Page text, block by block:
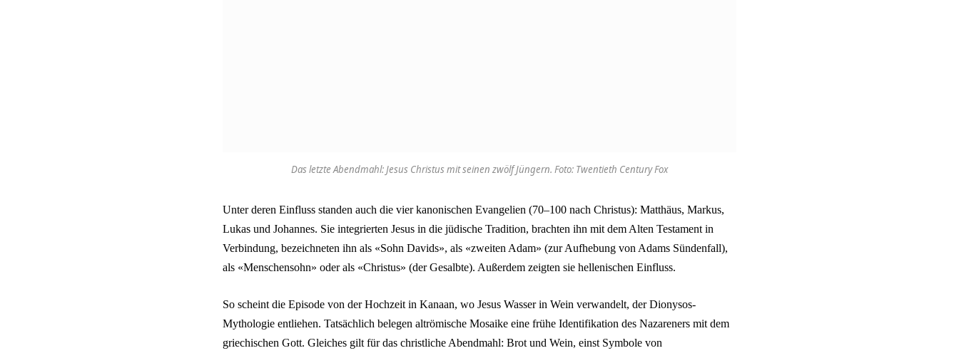
Das letzte Abendmahl: Jesus Christus mit seinen zwölf Jüngern. Foto: Twentieth Century Fox
Unter deren Einfluss standen auch die vier kanonischen Evangelien (70–100 nach Christus): Matthäus, Markus,
Lukas und Johannes. Sie integrierten Jesus in die jüdische Tradition, brachten ihn mit dem Alten Testament in
Verbindung, bezeichneten ihn als «Sohn Davids», als «zweiten Adam» (zur Aufhebung von Adams Sündenfall),
als «Menschensohn» oder als «Christus» (der Gesalbte). Außerdem zeigten sie hellenischen Einfluss.
So scheint die Episode von der Hochzeit in Kanaan, wo Jesus Wasser in Wein verwandelt, der Dionysos-
Mythologie entliehen. Tatsächlich belegen altrömische Mosaike eine frühe Identifikation des Nazareners mit dem
griechischen Gott. Gleiches gilt für das christliche Abendmahl: Brot und Wein, einst Symbole von